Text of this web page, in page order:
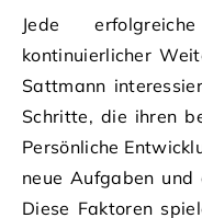
Jede
kontinuierlicher
Sattmann
Schritte, die ihren
Persönliche
neue Aufgaben und
Diese Faktoren